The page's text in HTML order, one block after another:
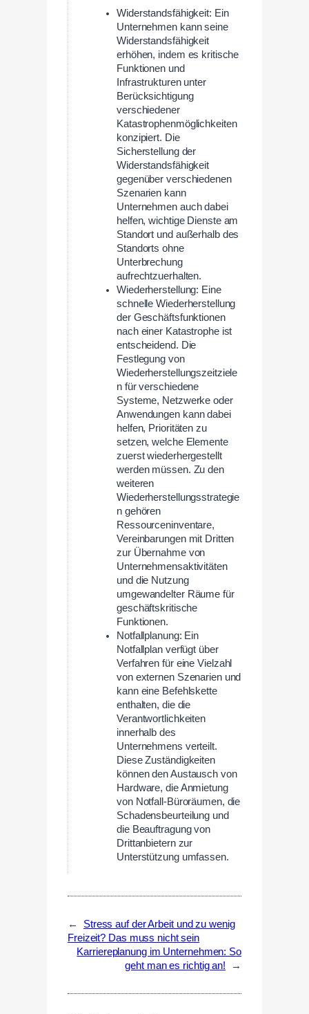
Widerstandsfähigkeit: Ein
Unternehmen kann seine
Widerstandsfähigkeit
erhöhen, indem es kritische
Funktionen und
Infrastrukturen unter
Berücksichtigung
verschiedener
Katastrophenmöglichkeiten
konzipiert. Die
Sicherstellung der
Widerstandsfähigkeit
gegenüber verschiedenen
Szenarien kann
Unternehmen auch dabei
helfen, wichtige Dienste am
Standort und außerhalb des
Standorts ohne
Unterbrechung
aufrechtzuerhalten.
Wiederherstellung: Eine
schnelle Wiederherstellung
der Geschäftsfunktionen
nach einer Katastrophe ist
entscheidend. Die
Festlegung von
Wiederherstellungszeitziele
n für verschiedene
Systeme, Netzwerke oder
Anwendungen kann dabei
helfen, Prioritäten zu
setzen, welche Elemente
zuerst wiederhergestellt
werden müssen. Zu den
weiteren
Wiederherstellungsstrategie
n gehören
Ressourceninventare,
Vereinbarungen mit Dritten
zur Übernahme von
Unternehmensaktivitäten
und die Nutzung
umgewandelter Räume für
geschäftskritische
Funktionen.
Notfallplanung: Ein
Notfallplan verfügt über
Verfahren für eine Vielzahl
von externen Szenarien und
kann eine Befehlskette
enthalten, die die
Verantwortlichkeiten
innerhalb des
Unternehmens verteilt.
Diese Zuständigkeiten
können den Austausch von
Hardware, die Anmietung
von Notfall-Büroräumen, die
Schadensbeurteilung und
die Beauftragung von
Drittanbietern zur
Unterstützung umfassen.
←
Stress auf der Arbeit und zu wenig
Freizeit? Das muss nicht sein
Karriereplanung im Unternehmen: So
geht man es richtig an!
→